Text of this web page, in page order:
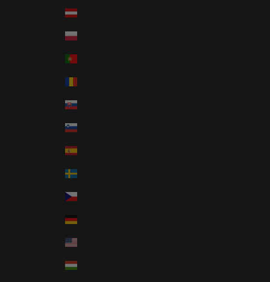
Österrike (EUR €)
Polen (PLN zł)
Slovakien (EUR €)
Slovenien (EUR €)
Spanien (EUR €)
Sverige (SEK kr)
Tjeckien (CZK Kč)
Tyskland (EUR €)
USA (USD $)
Ungern (HUF Ft)